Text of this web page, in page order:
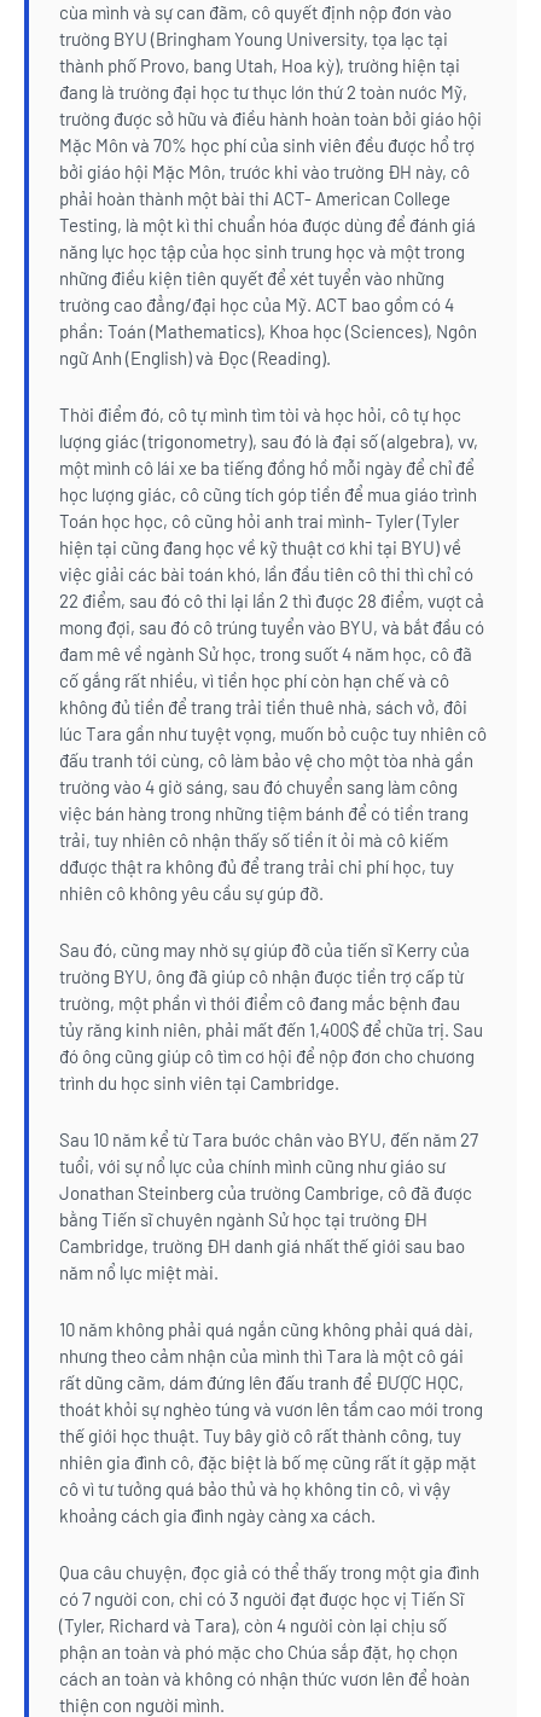
cùa mình và sự can đãm, cô quyết định nộp đơn vào
trường BYU (Bringham Young University, tọa lạc tại
thành phố Provo, bang Utah, Hoa kỳ), trường hiện tại
đang là trường đại học tư thục lớn thứ 2 toàn nước Mỹ,
trường được sở hữu và điều hành hoàn toàn bởi giáo hội
Mặc Môn và 70% học phí của sinh viên đều được hổ trợ
bởi giáo hội Mặc Môn, trước khi vào trường ĐH này, cô
phải hoàn thành một bài thi ACT- American College
Testing, là một kì thi chuẩn hóa được dùng để đánh giá
năng lực học tập của học sinh trung học và một trong
những điều kiện tiên quyết để xét tuyển vào những
trường cao đẳng/đại học của Mỹ. ACT bao gồm có 4
phần: Toán (Mathematics), Khoa học (Sciences), Ngôn
ngữ Anh (English) và Đọc (Reading).
Thời điểm đó, cô tự mình tìm tòi và học hỏi, cô tự học
lượng giác (trigonometry), sau đó là đại số (algebra), vv,
một mình cô lái xe ba tiếng đồng hồ mỗi ngày để chỉ để
học lượng giác, cô cũng tích góp tiền để mua giáo trình
Toán học học, cô cũng hỏi anh trai mình- Tyler (Tyler
hiện tại cũng đang học về kỹ thuật cơ khi tại BYU) về
việc giải các bài toán khó, lần đầu tiên cô thi thì chỉ có
22 điểm, sau đó cô thi lại lần 2 thì được 28 điểm, vượt cả
mong đợi, sau đó cô trúng tuyển vào BYU, và bắt đầu có
đam mê về ngành Sử học, trong suốt 4 năm học, cô đã
cố gắng rất nhiều, vì tiền học phí còn hạn chế và cô
không đủ tiền để trang trải tiền thuê nhà, sách vở, đôi
lúc Tara gần như tuyệt vọng, muốn bỏ cuộc tuy nhiên cô
đấu tranh tới cùng, cô làm bảo vệ cho một tòa nhà gần
trường vào 4 giờ sáng, sau đó chuyển sang làm công
việc bán hàng trong những tiệm bánh để có tiền trang
trải, tuy nhiên cô nhận thấy số tiền ít ỏi mà cô kiếm
dđược thật ra không đủ để trang trải chi phí học, tuy
nhiên cô không yêu cầu sự gúp đỡ.
Sau đó, cũng may nhờ sự giúp đỡ của tiến sĩ Kerry của
trường BYU, ông đã giúp cô nhận được tiền trợ cấp từ
trường, một phần vì thới điểm cô đang mắc bệnh đau
tủy răng kinh niên, phải mất đến 1,400$ để chữa trị. Sau
đó ông cũng giúp cô tìm cơ hội để nộp đơn cho chương
trình du học sinh viên tại Cambridge.
Sau 10 năm kể từ Tara bước chân vào BYU, đến năm 27
tuổi, với sự nổ lực của chính mình cũng như giáo sư
Jonathan Steinberg của trường Cambrige, cô đã được
bằng Tiến sĩ chuyên ngành Sử học tại trường ĐH
Cambridge, trường ĐH danh giá nhất thế giới sau bao
năm nổ lực miệt mài.
10 năm không phải quá ngắn cũng không phải quá dài,
nhưng theo cảm nhận của mình thì Tara là một cô gái
rất dũng cãm, dám đứng lên đấu tranh để ĐƯỢC HỌC,
thoát khỏi sự nghèo túng và vươn lên tầm cao mới trong
thế giới học thuật. Tuy bây giờ cô rất thành công, tuy
nhiên gia đình cô, đặc biệt là bố mẹ cũng rất ít gặp mặt
cô vì tư tưởng quá bảo thủ và họ không tin cô, vì vậy
khoảng cách gia đình ngày càng xa cách.
Qua câu chuyện, đọc giả có thể thấy trong một gia đình
có 7 người con, chi có 3 người đạt được học vị Tiến Sĩ
(Tyler, Richard và Tara), còn 4 người còn lại chịu số
phận an toàn và phó mặc cho Chúa sắp đặt, họ chọn
cách an toàn và không có nhận thức vươn lên để hoàn
thiện con người mình.